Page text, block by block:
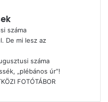
száma
De mi lesz az
száma
„plébános úr”!
FOTÓTÁBOR